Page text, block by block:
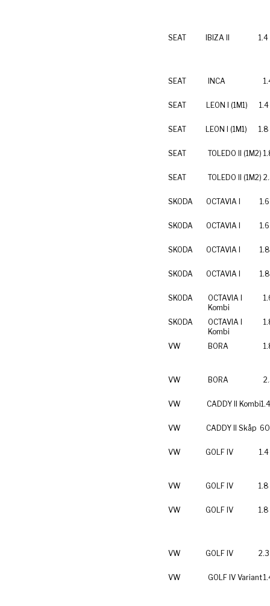
SEAT IBIZA II 1.4
SEAT INCA
SEAT LEON I (1M1)
SEAT LEON I (1M1)
SEAT TOLEDO II (1M2)
SEAT TOLEDO II (1M2)
SKODA OCTAVIA I 1.6
SKODA OCTAVIA I 1.6
SKODA OCTAVIA I 1.8
SKODA OCTAVIA I
SKODA
OCTAVIA I
Kombi
SKODA
OCTAVIA I
Kombi
VW BORA
VW BORA
VW CADDY II Kombi
VW CADDY II Skåp
VW GOLF IV
VW GOLF IV 1.8
VW GOLF IV 1.8
VW GOLF IV
VW GOLF IV Variant